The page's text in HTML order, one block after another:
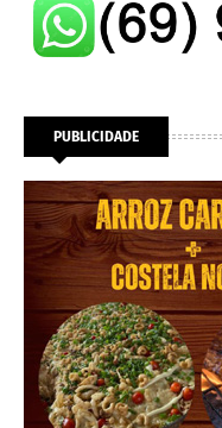
PUBLICIDADE